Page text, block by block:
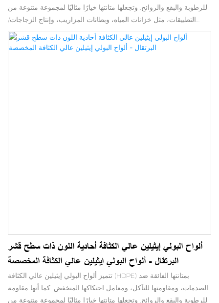
للرطوبة والبقع والروائح. وتجعلها متانتها خيارًا مثاليًا لمجموعة متنوعة من
التطبيقات، مثل خزانات المياه، وبطانات المزاريب، وإنتاج الزجاجات/
أغطيتها، والعديد من الاستخدامات الصناعية الأخرى. يوفر البولي إيثيلين
ألواح البولي إيثيلين عالي الكثافة أحادية اللون ذات سطح قشر
البرتقال - ألواح البولي إيثيلين عالي الكثافة المخصصة
تتميز ألواح البولي إيثيلين عالي الكثافة (HDPE) بمتانتها الفائقة ضد
الصدمات، ومقاومتها للتآكل، ومعامل احتكاكها المنخفض. كما أنها مقاومة
للرطوبة والبقع والروائح. وتجعلها متانتها خيارًا مثاليًا لمجموعة متنوعة من